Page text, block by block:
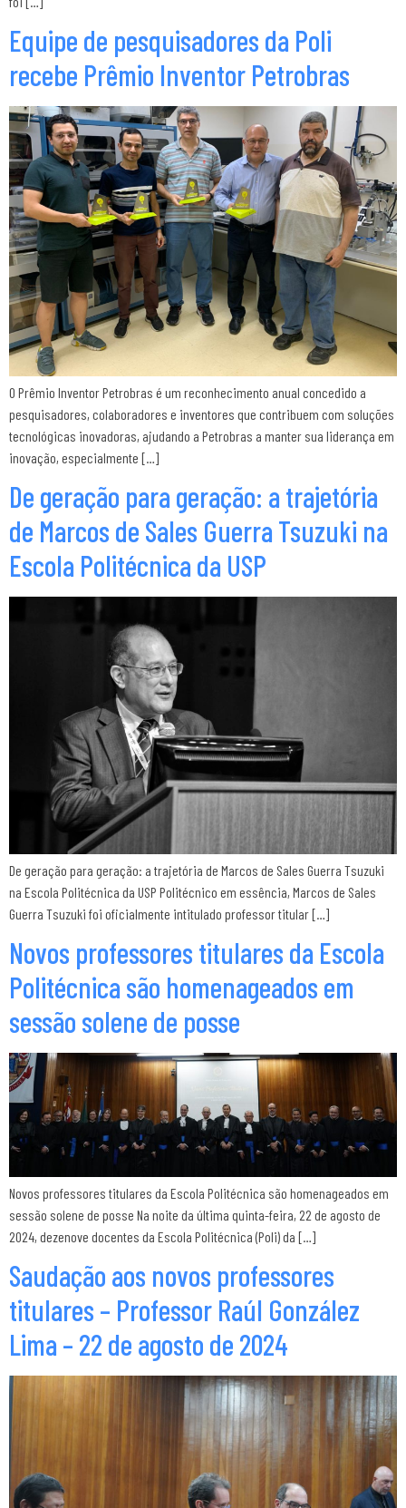
Equipe de pesquisadores da Poli
recebe Prêmio Inventor Petrobras
O Prêmio Inventor Petrobras é um reconhecimento anual concedido a
pesquisadores, colaboradores e inventores que contribuem com soluções
tecnológicas inovadoras, ajudando a Petrobras a manter sua liderança em
inovação, especialmente […]
De geração para geração: a trajetória
de Marcos de Sales Guerra Tsuzuki na
Escola Politécnica da USP
De geração para geração: a trajetória de Marcos de Sales Guerra Tsuzuki
na Escola Politécnica da USP Politécnico em essência, Marcos de Sales
Guerra Tsuzuki foi oficialmente intitulado professor titular […]
Novos professores titulares da Escola
Politécnica são homenageados em
sessão solene de posse
Novos professores titulares da Escola Politécnica são homenageados em
sessão solene de posse Na noite da última quinta-feira, 22 de agosto de
2024, dezenove docentes da Escola Politécnica (Poli) da […]
Saudação aos novos professores
titulares – Professor Raúl González
Lima – 22 de agosto de 2024